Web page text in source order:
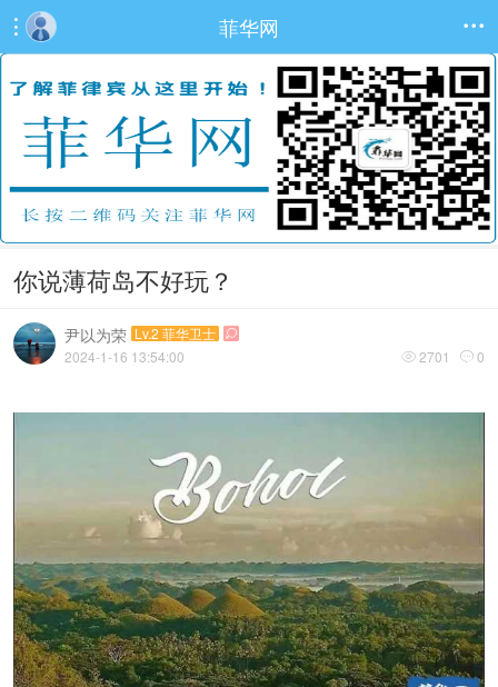
 菲华网 
你说薄荷岛不好玩？
尹以为荣 Lv.2 菲华卫士 
 2701  0
2024-1-16 13:54:00